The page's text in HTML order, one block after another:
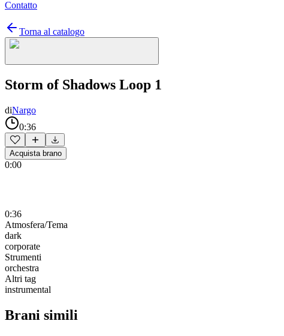
Contatto
Torna al catalogo
Storm of Shadows Loop 1
diNargo
0:36
Acquista brano
0:00
0:36
Atmosfera/Tema
dark
corporate
Strumenti
orchestra
Altri tag
instrumental
Brani simili